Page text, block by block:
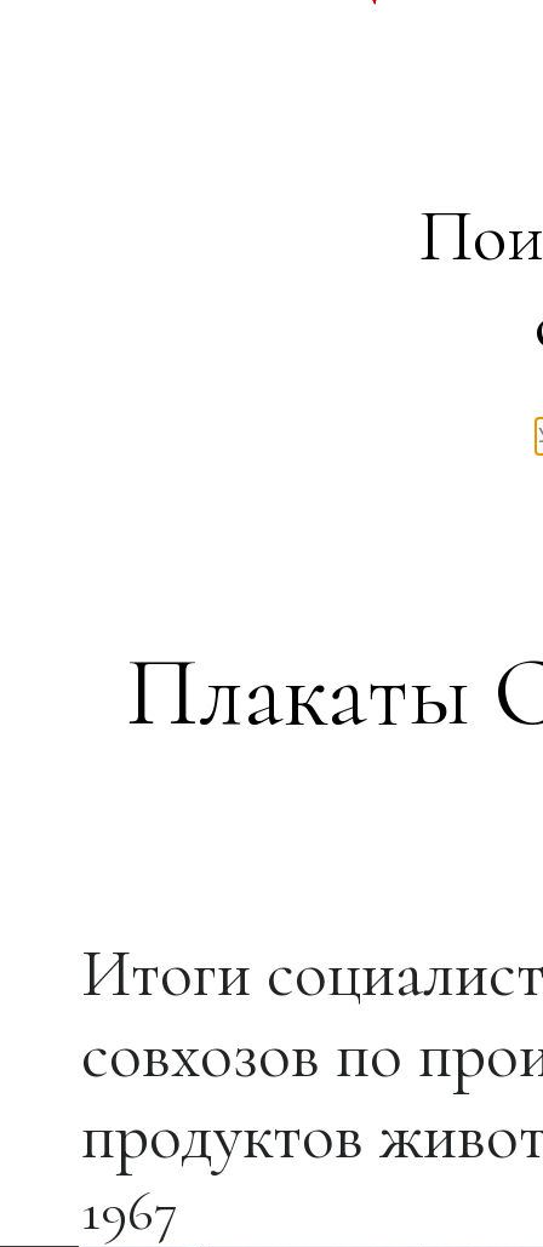
Плакаты
Итоги
совхозов по
продуктов
1967